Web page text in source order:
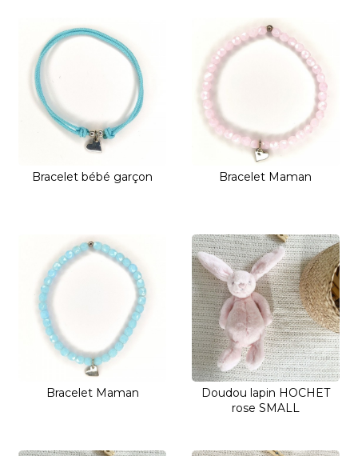
Bracelet bébé garçon Bracelet Maman
Bracelet Maman
Doudou lapin HOCHET
rose SMALL